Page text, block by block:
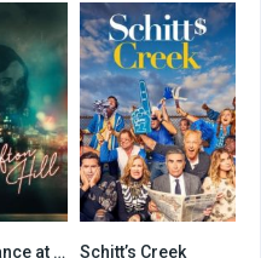
Disappearance at Clifton Hill (2020) Schitt’s Creek